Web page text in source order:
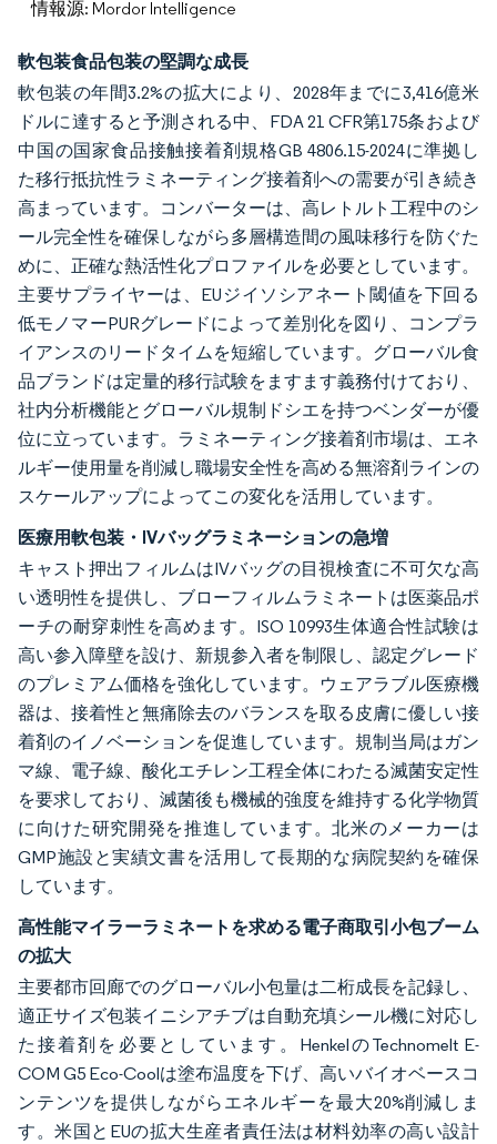
情報源: Mordor Intelligence
軟包装食品包装の堅調な成長
軟包装の年間3.2%の拡大により、2028年までに3,416億米
ドルに達すると予測される中、FDA 21 CFR第175条および
中国の国家食品接触接着剤規格GB 4806.15-2024に準拠し
た移行抵抗性ラミネーティング接着剤への需要が引き続き
高まっています。コンバーターは、高レトルト工程中のシ
ール完全性を確保しながら多層構造間の風味移行を防ぐた
めに、正確な熱活性化プロファイルを必要としています。
主要サプライヤーは、EUジイソシアネート閾値を下回る
低モノマーPURグレードによって差別化を図り、コンプラ
イアンスのリードタイムを短縮しています。グローバル食
品ブランドは定量的移行試験をますます義務付けており、
社内分析機能とグローバル規制ドシエを持つベンダーが優
位に立っています。ラミネーティング接着剤市場は、エネ
ルギー使用量を削減し職場安全性を高める無溶剤ラインの
スケールアップによってこの変化を活用しています。
医療用軟包装・IVバッグラミネーションの急増
キャスト押出フィルムはIVバッグの目視検査に不可欠な高
い透明性を提供し、ブローフィルムラミネートは医薬品ポ
ーチの耐穿刺性を高めます。ISO 10993生体適合性試験は
高い参入障壁を設け、新規参入者を制限し、認定グレード
のプレミアム価格を強化しています。ウェアラブル医療機
器は、接着性と無痛除去のバランスを取る皮膚に優しい接
着剤のイノベーションを促進しています。規制当局はガン
マ線、電子線、酸化エチレン工程全体にわたる滅菌安定性
を要求しており、滅菌後も機械的強度を維持する化学物質
に向けた研究開発を推進しています。北米のメーカーは
GMP施設と実績文書を活用して長期的な病院契約を確保
しています。
高性能マイラーラミネートを求める電子商取引小包ブーム
の拡大
主要都市回廊でのグローバル小包量は二桁成長を記録し、
適正サイズ包装イニシアチブは自動充填シール機に対応し
た接着剤を必要としています。HenkelのTechnomelt E-
COM G5 Eco-Coolは塗布温度を下げ、高いバイオベースコ
ンテンツを提供しながらエネルギーを最大20%削減しま
す。米国とEUの拡大生産者責任法は材料効率の高い設計